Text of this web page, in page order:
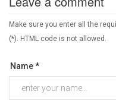
Make sure you enter all the
(*). HTML code is not allowed.
Name *